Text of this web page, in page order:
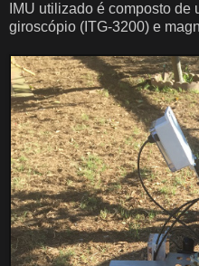
IMU utilizado é composto de
giroscópio (ITG-3200) e